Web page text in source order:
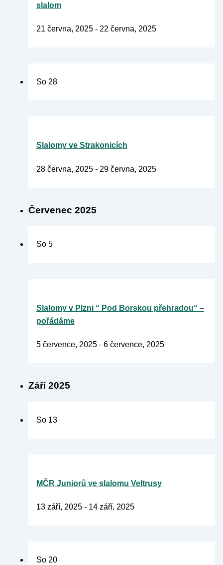
slalom
21 června, 2025- 22 června, 2025
So 28
Slalomy ve Strakonicích
28 června, 2025- 29 června, 2025
Červenec 2025
So 5
Slalomy v Plzni “ Pod Borskou přehradou“ –
pořádáme
5 července, 2025- 6 července, 2025
Září 2025
So 13
MČR Juniorů ve slalomu Veltrusy
13 září, 2025- 14 září, 2025
So 20